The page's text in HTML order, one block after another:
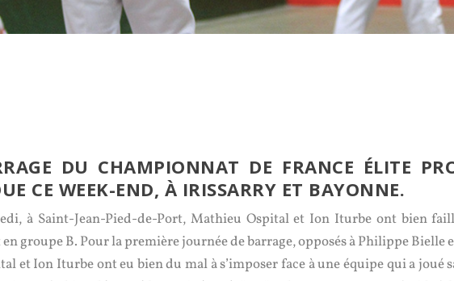
DU CHAMPIONNAT DE FRANCE ÉLITE
CE WEEK-END, À IRISSARRY ET BAYONNE.
à Saint-Jean-Pied-de-Port, Mathieu Ospital et Ion Iturbe ont bien
groupe B. Pour la première journée de barrage, opposés à Philippe Bielle
et Ion Iturbe ont eu bien du mal à s’imposer face à une équipe qui a joué